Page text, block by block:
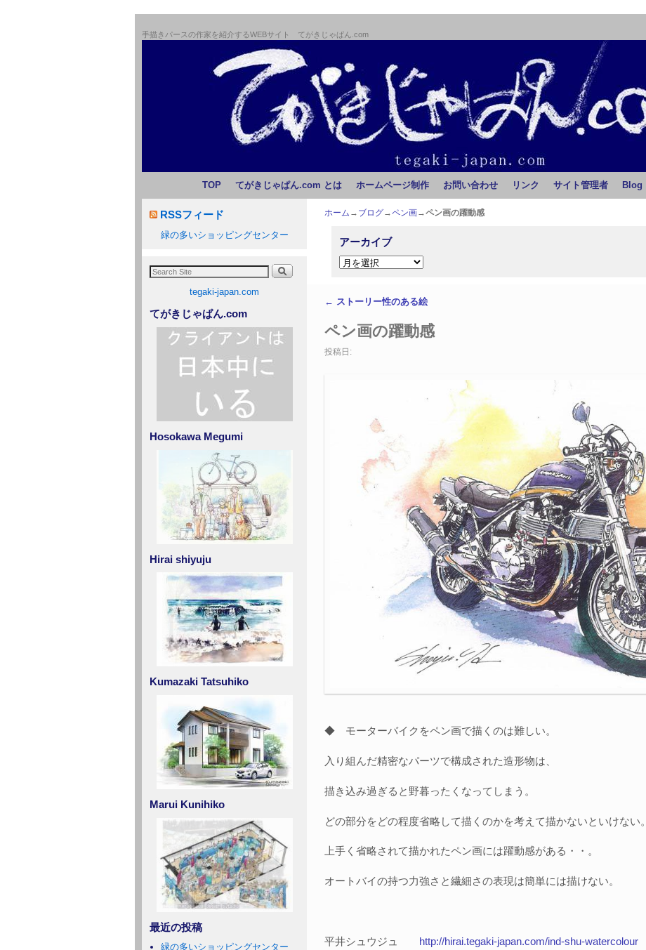
手描きパースの作家を紹介するWEBサイト てがきじゃぱん.com
TOP てがきじゃぱん.com とは ホームページ制作 お問い合わせ リンク サイト管理者 Blog
RSSフィード
緑の多いショッピングセンター
tegaki-japan.com
てがきじゃぱん.com
Hosokawa Megumi
Hirai shiyuju
Kumazaki Tatsuhiko
Marui Kunihiko
最近の投稿
緑の多いショッピングセンター
ホーム → ブログ→ペン画→ペン画の躍動感
アーカイブ
投稿ナビゲーション
← ストーリー性のある絵
ペン画の躍動感
投稿日:
◆ モーターバイクをペン画で描くのは難しい。
入り組んだ精密なパーツで構成された造形物は、
描き込み過ぎると野暮ったくなってしまう。
どの部分をどの程度省略して描くのかを考えて描かないといけない。
上手く省略されて描かれたペン画には躍動感がある・・。
オートバイの持つ力強さと繊細さの表現は簡単には描けない。
平井シュウジュ http://hirai.tegaki-japan.com/ind-shu-watercolour